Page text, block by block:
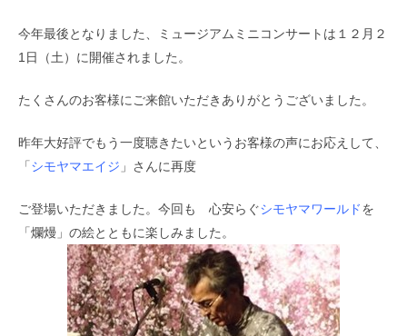
今年最後となりました、ミュージアムミニコンサートは１２月２
1日（土）に開催されました。
たくさんのお客様にご来館いただきありがとうございました。
昨年大好評でもう一度聴きたいというお客様の声にお応えして、
「シモヤマエイジ 」さんに再度
ご登場いただきました。今回も 心安らぐシモヤマワールドを
「爛熳」の絵とともに楽しみました。